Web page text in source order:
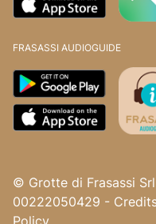
FRASASSI AUDIOGUIDE
© Grotte di Frasassi
00222050429 -
Policy